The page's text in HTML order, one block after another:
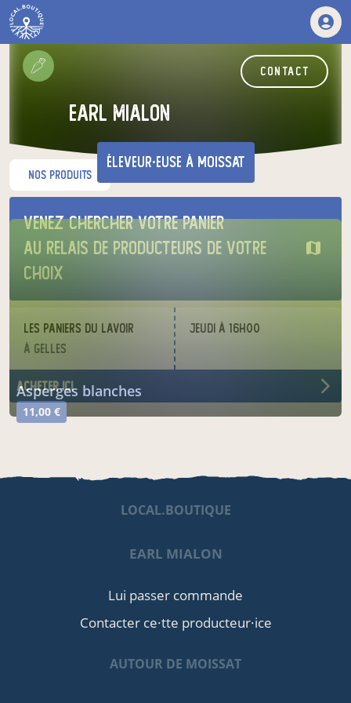
contact
earl mialon
éleveur·euse à Moissat
Venez chercher votre panier
au relais de producteurs de votre
choix
Les Paniers du Lavoir
à Gelles
jeudi à 16h00
acheter ici
nos produits
asperges blanches
11,00 €
LOCAL.BOUTIQUE
EARL MIALON
Lui passer commande
Contacter ce·tte producteur·ice
AUTOUR DE MOISSAT